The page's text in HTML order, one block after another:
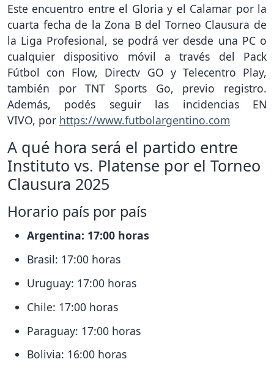
Este encuentro entre el Gloria y el Calamar por la
cuarta fecha de la Zona B del Torneo Clausura de
la Liga Profesional, se podrá ver desde una PC o
cualquier dispositivo móvil a través del Pack
Fútbol con Flow, Directv GO y Telecentro Play,
también por TNT Sports Go, previo registro.
Además, podés seguir las incidencias EN
VIVO, por https://www.futbolargentino.com
A qué hora será el partido entre
Instituto vs. Platense por el Torneo
Clausura 2025
Horario país por país
Argentina: 17:00 horas
Brasil: 17:00 horas
Uruguay: 17:00 horas
Chile: 17:00 horas
Paraguay: 17:00 horas
Bolivia: 16:00 horas